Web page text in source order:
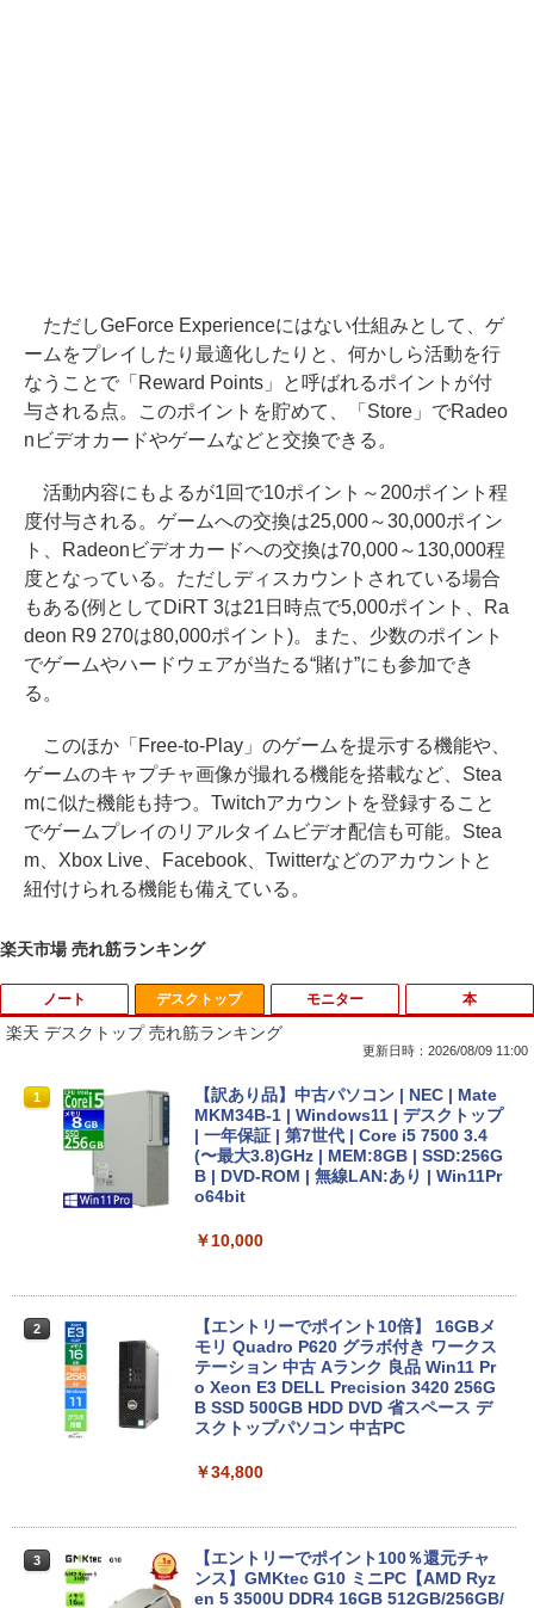
ただしGeForce Experienceにはない仕組みとして、ゲ
ームをプレイしたり最適化したりと、何かしら活動を行
なうことで「Reward Points」と呼ばれるポイントが付
与される点。このポイントを貯めて、「Store」でRadeo
nビデオカードやゲームなどと交換できる。
活動内容にもよるが1回で10ポイント～200ポイント程
度付与される。ゲームへの交換は25,000～30,000ポイン
ト、Radeonビデオカードへの交換は70,000～130,000程
度となっている。ただしディスカウントされている場合
もある(例としてDiRT 3は21日時点で5,000ポイント、Ra
deon R9 270は80,000ポイント)。また、少数のポイント
でゲームやハードウェアが当たる“賭け”にも参加でき
る。
このほか「Free-to-Play」のゲームを提示する機能や、
ゲームのキャプチャ画像が撮れる機能を搭載など、Stea
mに似た機能も持つ。Twitchアカウントを登録すること
でゲームプレイのリアルタイムビデオ配信も可能。Stea
m、Xbox Live、Facebook、Twitterなどのアカウントと
紐付けられる機能も備えている。
楽天市場 売れ筋ランキング
ノート
1
【マラソン限定価格】中古 NEC Lavie N
S700/NAB Core i7 8565U 第8世代CPU
メモリ8GB SSD480GB+SSD16GB[Opta
neMemory]内蔵 15インチ フルHD Wind
ows11 Home WEBカメラ 無線LAN テン
キー Blu-ray PC-NS700NAB 1年保証 レ
パソコン
【マラソンセール期間中ポイント5倍】中
古ノートパソコン メーカーが選べる 型番
おまかせ コスパ重視 Windows11 第8世
代 / 第10世代 Core i3 / i5 / i7 選択可能
おまかせ Wi-Fi 初期設定済 すぐ使える 9
￥15,980
デスクトップ
楽天 デスクトップ 売れ筋ランキング
更新日時：2026/08/09 11:00
1
【訳あり品】中古パソコン | NEC | Mate
MKM34B-1 | Windows11 | デスクトップ
| 一年保証 | 第7世代 | Core i5 7500 3.4
(〜最大3.8)GHz | MEM:8GB | SSD:256G
B | DVD-ROM | 無線LAN:あり | Win11Pr
o64bit
￥10,000
2
【エントリーでポイント10倍】 16GBメ
モリ Quadro P620 グラボ付き ワークス
テーション 中古 Aランク 良品 Win11 Pr
o Xeon E3 DELL Precision 3420 256G
B SSD 500GB HDD DVD 省スペース デ
スクトップパソコン 中古PC
￥34,800
3
【エントリーでポイント100％還元チャ
ンス】GMKtec G10 ミニPC【AMD Ryz
en 5 3500U DDR4 16GB 512GB/256GB/
モニター 本